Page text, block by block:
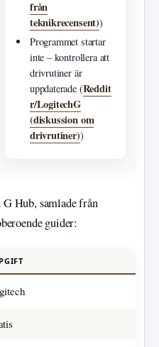
från
teknikrecensent))
Programmet startar
inte – kontrollera att
drivrutiner är
uppdaterade (Reddit
r/LogitechG
(diskussion om
drivrutiner))
Hub, samlade från
guider: